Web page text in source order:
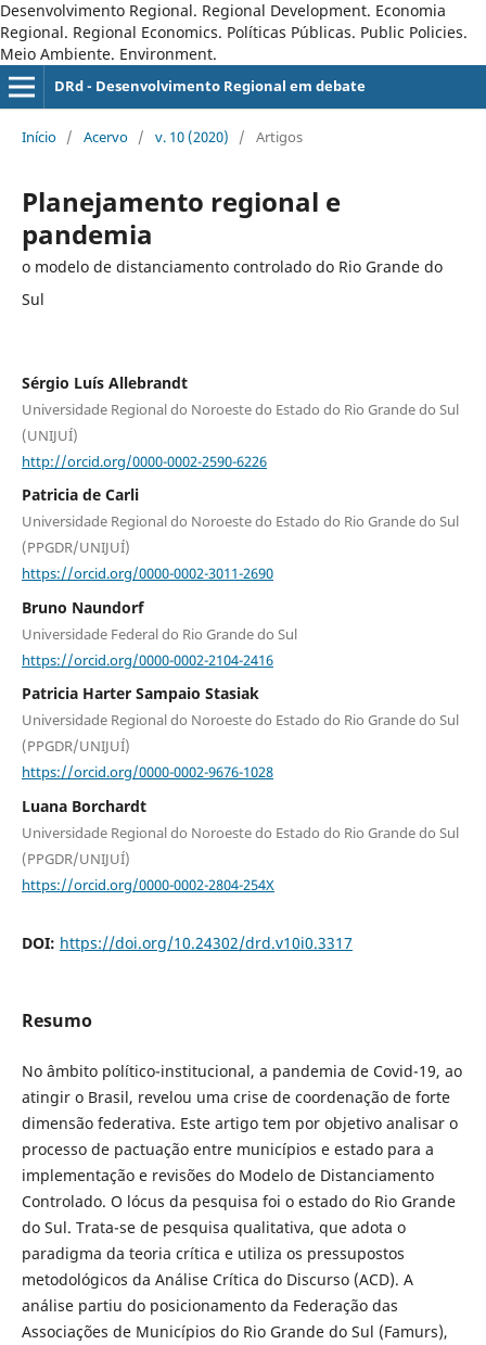
Desenvolvimento Regional. Regional Development. Economia
Regional. Regional Economics. Políticas Públicas. Public Policies.
Meio Ambiente. Environment.
DRd - Desenvolvimento Regional em debate
Início / Acervo / v. 10 (2020) / Artigos
Planejamento regional e
pandemia
o modelo de distanciamento controlado do Rio Grande do
Sul
Sérgio Luís Allebrandt
Universidade Regional do Noroeste do Estado do Rio Grande do Sul
(UNIJUÍ)
http://orcid.org/0000-0002-2590-6226
Patricia de Carli
Universidade Regional do Noroeste do Estado do Rio Grande do Sul
(PPGDR/UNIJUÍ)
https://orcid.org/0000-0002-3011-2690
Bruno Naundorf
Universidade Federal do Rio Grande do Sul
https://orcid.org/0000-0002-2104-2416
Patricia Harter Sampaio Stasiak
Universidade Regional do Noroeste do Estado do Rio Grande do Sul
(PPGDR/UNIJUÍ)
https://orcid.org/0000-0002-9676-1028
Luana Borchardt
Universidade Regional do Noroeste do Estado do Rio Grande do Sul
(PPGDR/UNIJUÍ)
https://orcid.org/0000-0002-2804-254X
DOI: https://doi.org/10.24302/drd.v10i0.3317
Resumo
No âmbito político-institucional, a pandemia de Covid-19, ao
atingir o Brasil, revelou uma crise de coordenação de forte
dimensão federativa. Este artigo tem por objetivo analisar o
processo de pactuação entre municípios e estado para a
implementação e revisões do Modelo de Distanciamento
Controlado. O lócus da pesquisa foi o estado do Rio Grande
do Sul. Trata-se de pesquisa qualitativa, que adota o
paradigma da teoria crítica e utiliza os pressupostos
metodológicos da Análise Crítica do Discurso (ACD). A
análise partiu do posicionamento da Federação das
Associações de Municípios do Rio Grande do Sul (Famurs),